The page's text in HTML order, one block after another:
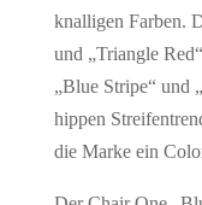
knalligen Farben.
und „Triangle
„Blue Stripe“ und
hippen
die Marke ein